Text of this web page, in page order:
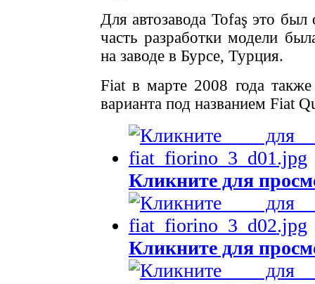
Для автозавода Tofaş это
часть разработки модели
на заводе в Бурсе, Турция.
Fiat в марте 2008 года также
варианта под названием Fiat
Кликните для
Кликните для